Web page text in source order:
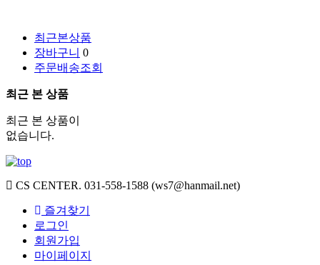
최근본상품
장바구니 0
주문배송조회
최근 본 상품
최근 본 상품이
없습니다.
CS CENTER. 031-558-1588 (ws7@hanmail.net)
즐겨찾기
로그인
회원가입
마이페이지